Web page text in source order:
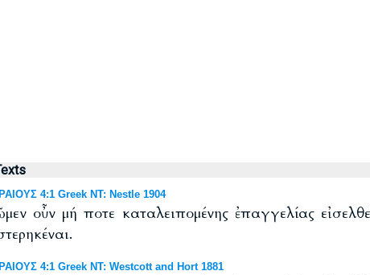
4:1 Greek NT: Nestle 1904
οὖν μή ποτε καταλειπομένης ἐπαγγελίας
4:1 Greek NT: Westcott and Hort 1881